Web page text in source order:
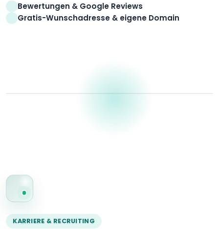
Bewertungen & Google Reviews
Gratis-Wunschadresse & eigene Domain
KARRIERE & RECRUITING